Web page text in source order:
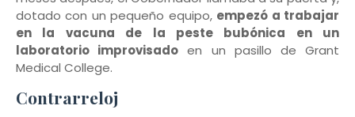
dotado con un pequeño equipo, empezó a trabajar
en la vacuna de la peste bubónica en un
laboratorio improvisado en un pasillo de Grant
Medical College.
Contrarreloj